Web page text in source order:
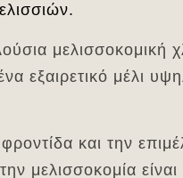
μελισσοκομική
εξαιρετικό μέλι
και την
μελισσοκομία